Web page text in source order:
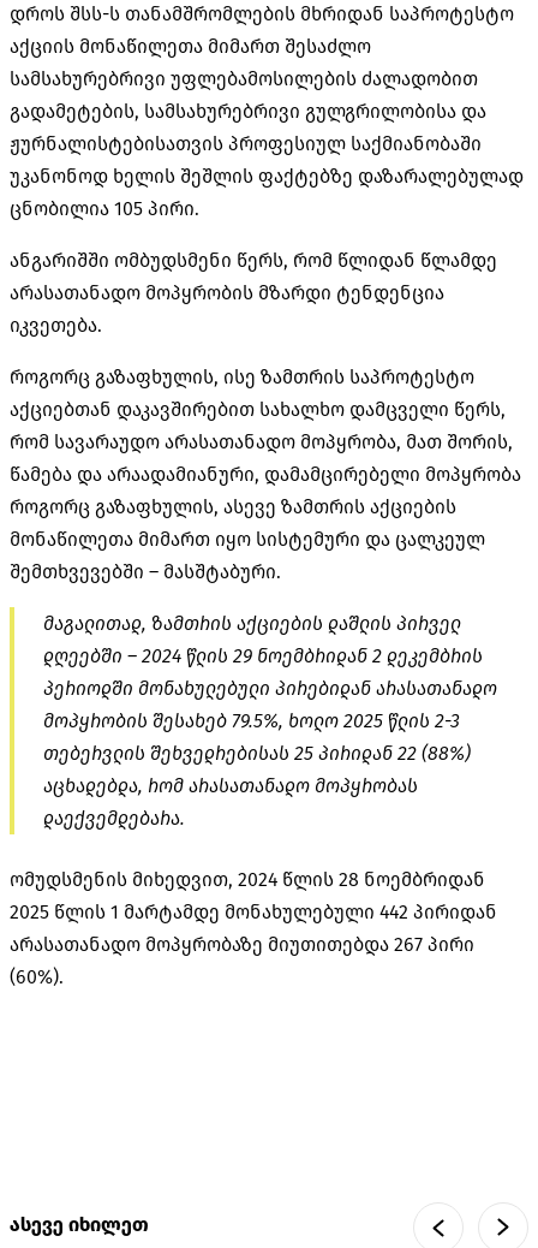
დროს შსს-ს თანამშრომლების მხრიდან საპროტესტო
აქციის მონაწილეთა მიმართ შესაძლო
სამსახურებრივი უფლებამოსილების ძალადობით
გადამეტების, სამსახურებრივი გულგრილობისა და
ჟურნალისტებისათვის პროფესიულ საქმიანობაში
უკანონოდ ხელის შეშლის ფაქტებზე დაზარალებულად
ცნობილია 105 პირი.
ანგარიშში ომბუდსმენი წერს, რომ წლიდან წლამდე
არასათანადო მოპყრობის მზარდი ტენდენცია
იკვეთება.
როგორც გაზაფხულის, ისე ზამთრის საპროტესტო
აქციებთან დაკავშირებით სახალხო დამცველი წერს,
რომ სავარაუდო არასათანადო მოპყრობა, მათ შორის,
წამება და არაადამიანური, დამამცირებელი მოპყრობა
როგორც გაზაფხულის, ასევე ზამთრის აქციების
მონაწილეთა მიმართ იყო სისტემური და ცალკეულ
შემთხვევებში – მასშტაბური.
მაგალითად, ზამთრის აქციების დაშლის პირველ
დღეებში – 2024 წლის 29 ნოემბრიდან 2 დეკემბრის
პერიოდში მონახულებული პირებიდან არასათანადო
მოპყრობის შესახებ 79.5%, ხოლო 2025 წლის 2-3
თებერვლის შეხვედრებისას 25 პირიდან 22 (88%)
აცხადებდა, რომ არასათანადო მოპყრობას
დაექვემდებარა.
ომუდსმენის მიხედვით, 2024 წლის 28 ნოემბრიდან
2025 წლის 1 მარტამდე მონახულებული 442 პირიდან
არასათანადო მოპყრობაზე მიუთითებდა 267 პირი
(60%).
ასევე იხილეთ